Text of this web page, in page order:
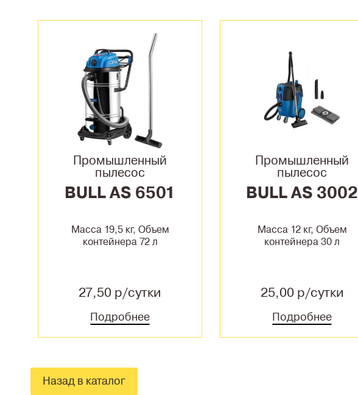
Промышленный
пылесос
BULL AS 6501
Масса 19,5 кг, Объем
контейнера 72 л
Подробнее
27,50 р/сутки
Промышленный
пылесос
BULL AS 3002
Масса 12 кг, Объем
контейнера 30 л
Подробнее
25,00 р/сутки
Назад в каталог